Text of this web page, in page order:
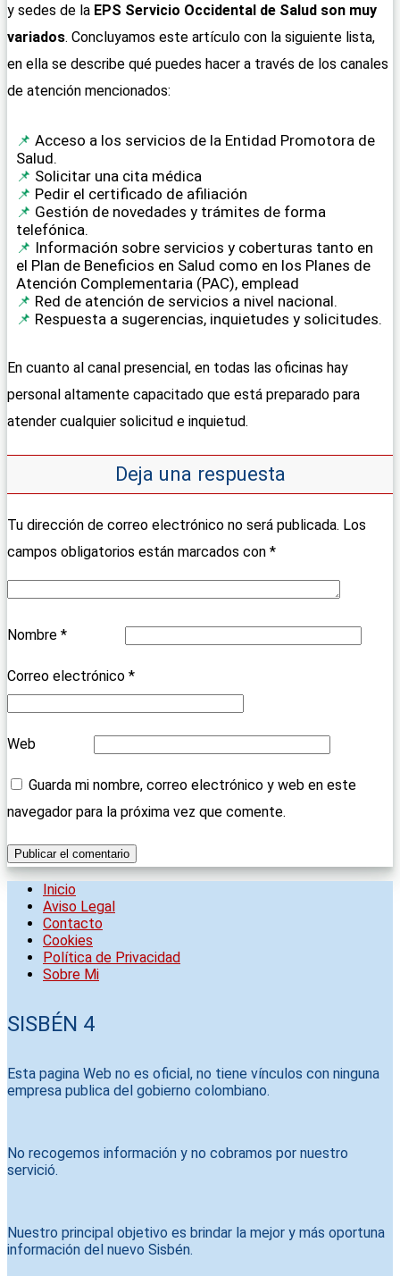
y sedes de la EPS Servicio Occidental de Salud son muy
variados. Concluyamos este artículo con la siguiente lista,
en ella se describe qué puedes hacer a través de los canales
de atención mencionados:
Acceso a los servicios de la Entidad Promotora de
Salud.
Solicitar una cita médica
Pedir el certificado de afiliación
Gestión de novedades y trámites de forma
telefónica.
Información sobre servicios y coberturas tanto en
el Plan de Beneficios en Salud como en los Planes de
Atención Complementaria (PAC), emplead
Red de atención de servicios a nivel nacional.
Respuesta a sugerencias, inquietudes y solicitudes.
En cuanto al canal presencial, en todas las oficinas hay
personal altamente capacitado que está preparado para
atender cualquier solicitud e inquietud.
Deja una respuesta
Tu dirección de correo electrónico no será publicada. Los
campos obligatorios están marcados con *
Nombre *
Correo electrónico *
Web
Guarda mi nombre, correo electrónico y web en este
navegador para la próxima vez que comente.
Inicio
Aviso Legal
Contacto
Cookies
Política de Privacidad
Sobre Mi
SISBÉN 4
Esta pagina Web no es oficial, no tiene vínculos con ninguna
empresa publica del gobierno colombiano.
No recogemos información y no cobramos por nuestro
servició.
Nuestro principal objetivo es brindar la mejor y más oportuna
información del nuevo Sisbén.